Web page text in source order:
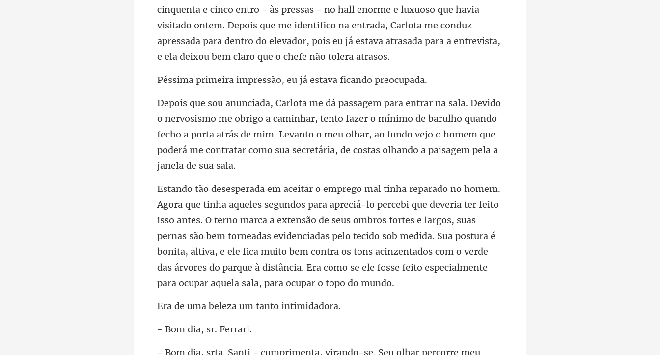
cinquenta e cinco entro - às pressas - no hall enorme e luxuoso que havia
visitado ontem
ressão, eu já estava
har, tento fazer o mínimo de barulho quando
fecho a porta atrás de mim. Levanto o meu olhar, ao fundo vejo
no marca a extensão de seus ombros fortes e largos, suas
pernas são bem torneadas evidenciadas pelo tecido sob medida. Sua postura é
bonita, altiva, e ele fica muito bem
leza um tanto
ia, sr.